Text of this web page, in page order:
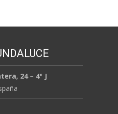
24 – 4º J